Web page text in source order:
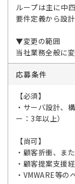
ループは主に中
要件定義から設
▼変更の範囲
当社業務全般に
応募条件
【必須】
・サーバ設計、
ー：3年以上）
【尚可】
・顧客折衝、ま
・顧客提案支援
・VMWARE等の